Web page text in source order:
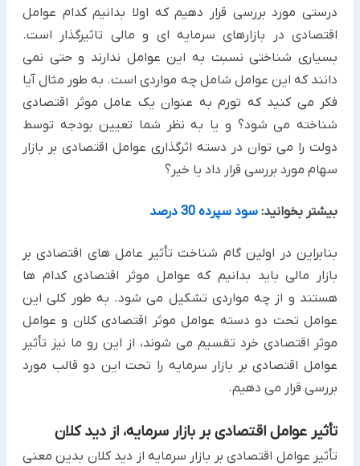
درستی مورد بررسی قرار دهیم که اولا بدانیم کدام عوامل
اقتصادی در بازارهای سرمایه ای و مالی تاثیرگذار است.
بسیاری شناختی نسبت به این عوامل ندارند و حتی نمی
دانند که این عوامل شامل چه مواردی است. به طور مثال آیا
فکر می کنید که تورم به عنوان یک عامل موثر اقتصادی
شناخته می شود؟ و یا به نظر شما تعیین بودجه توسط
دولت را می توان در دسته اثرگذاری عوامل اقتصادی بر بازار
سهام مورد بررسی قرار داد یا خیر؟
بیشتر بخوانید: سود سپرده 30 درصد
بنابراین در اولین گام شناخت تأثیر عامل های اقتصادی بر
بازار مالی باید بدانیم که عوامل موثر اقتصادی کدام ها
هستند و از چه مواردی تشکیل می شود. به طور کلی این
عوامل تحت دو دسته عوامل موثر اقتصادی کلان و عوامل
موثر اقتصادی خرد تقسیم می شوند، از این رو ما نیز تأثیر
عوامل اقتصادی بر بازار سرمایه را تحت این دو قالب مورد
بررسی قرار می دهیم.
تأثیر عوامل اقتصادی بر بازار سرمایه، از دید کلان
تأثیر عوامل اقتصادی بر بازار سرمایه از دید کلان بدین معنی